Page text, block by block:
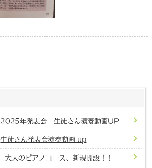
2025年発表会 生徒さん演奏動画UP
生徒さん発表会演奏動画 up
大人のピアノコース、新規開設！！